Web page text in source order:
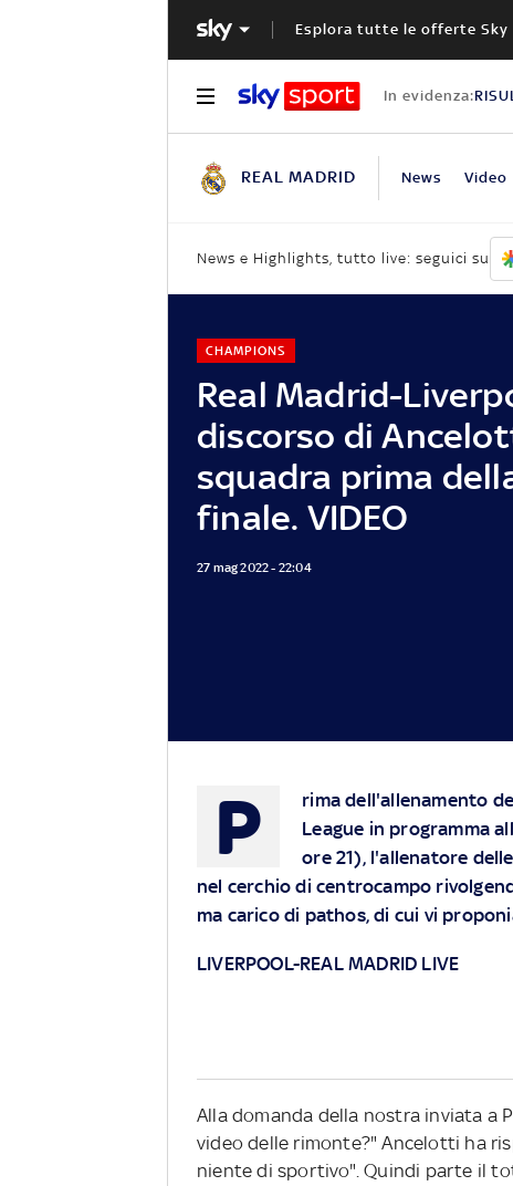
Esplora tutte le offerte Sky
In evidenza:
REAL MADRID News Video
News e Highlights, tutto live: seguici su
Real Madrid-
discorso di
squadra prima
finale. VIDEO
CHAMPIONS
27 mag 2022 - 22:04
P
rima dell'allenamento
League in programma
ore 21), l'allenatore
nel cerchio di centrocampo
ma carico di pathos, di cui vi
LIVERPOOL-REAL MADRID LIVE
Alla domanda della nostra inviata a
video delle rimonte?" Ancelotti ha
niente di sportivo". Quindi parte il